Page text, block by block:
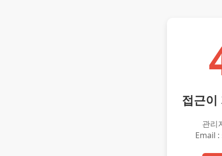
접근이
관리
Email